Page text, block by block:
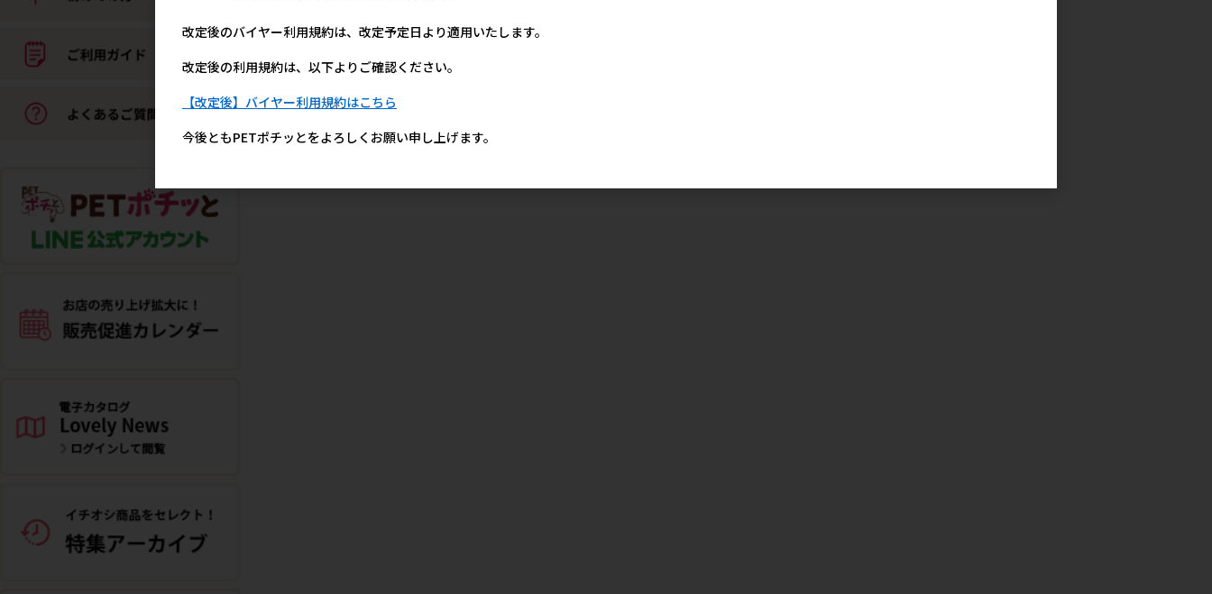
改定後のバイヤー利用規約は、改定予定日より適用いたします。
改定後の利用規約は、以下よりご確認ください。
【改定後】バイヤー利用規約はこちら
今後ともPETポチッとをよろしくお願い申し上げます。